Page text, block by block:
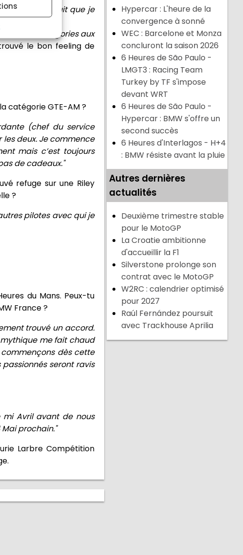
sur un circuit que je
de catégories aux
le bon feeling de
catégorie GTE-AM ?
(chef du service
les deux. Je commence
mais c’est toujours
de cadeaux."
refuge sur une Riley
?
pilotes avec qui je
du Mans. Peux-tu
France ?
trouvé un accord.
mythique me fait chaud
dès cette
seront ravis
mi Avril avant de nous
Mai prochain."
Larbre Compétition
Hypercar : L'heure de la
convergence à sonné
WEC : Barcelone et Monza
concluront la saison 2026
6 Heures de São Paulo -
LMGT3 : Racing Team
Turkey by TF s'impose
devant WRT
6 Heures de São Paulo -
Hypercar : BMW s'offre un
second succès
6 Heures d'Interlagos - H+4
: BMW résiste avant la pluie
Autres dernières
actualités
Deuxième trimestre stable
pour le MotoGP
La Croatie ambitionne
d'accueillir la F1
Silverstone prolonge son
contrat avec le MotoGP
W2RC : calendrier optimisé
pour 2027
Raúl Fernández poursuit
avec Trackhouse Aprilia